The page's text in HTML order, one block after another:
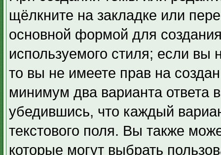
щёлкните на закладке или
основной формой для
используемого стиля; если
то вы не имеете прав на
минимум два варианта ответа
убедившись, что каждый
текстового поля. Вы также
которые могут выбрать